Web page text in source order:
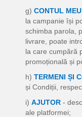
g) CONTUL MEU
la campanie își
schimba parola,
livrare, poate
la care cumpără
promoțională și
h) TERMENI ȘI
și Condiții,
i) AJUTOR -
ale platformei;